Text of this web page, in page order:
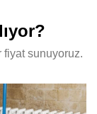
fiyat sunuyoruz.